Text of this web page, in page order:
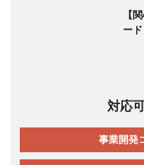
【
ード
対応
事業開発